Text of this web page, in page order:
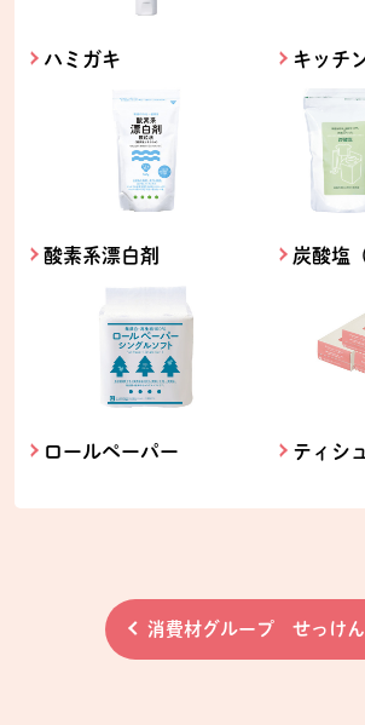
ハミガキ キッチ
酸素系漂白剤 炭酸塩
ロールペーパー ティシ
消費材グループ せっけ